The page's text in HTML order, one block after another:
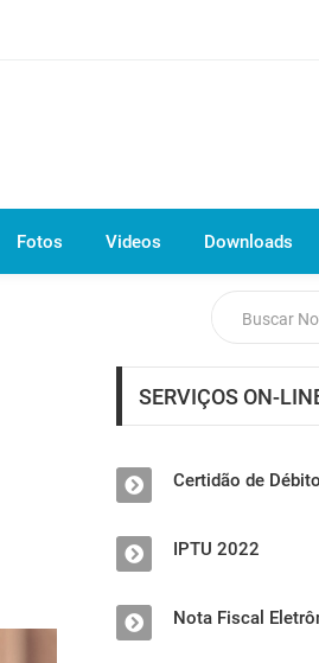
Fotos Videos Downloads
SERVIÇOS ON-
Certidão de Débito
IPTU 2022
Nota Fiscal